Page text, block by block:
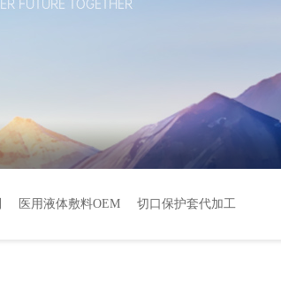
医用液体敷料OEM 切口保护套代加工